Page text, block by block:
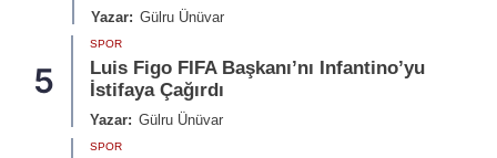
Yazar: Gülru Ünüvar
5
SPOR
Luis Figo FIFA Başkanı’nı Infantino’yu
İstifaya Çağırdı
Yazar: Gülru Ünüvar
SPOR